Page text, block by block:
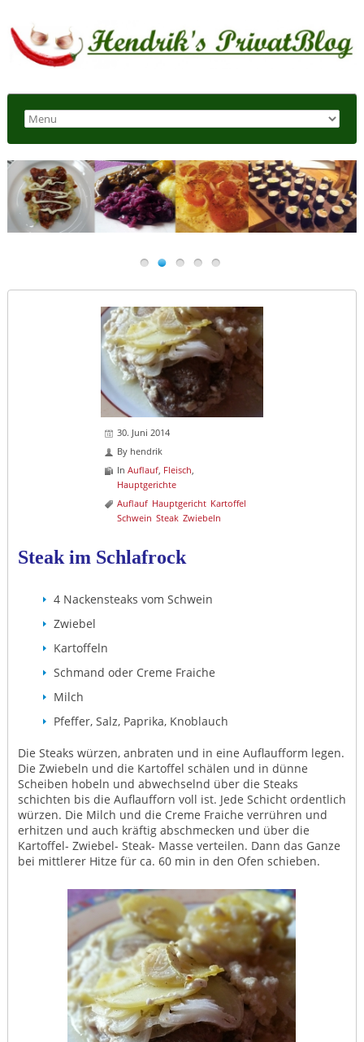
30. Juni 2014
By hendrik
In Auflauf, Fleisch,
Hauptgerichte
Auflauf Hauptgericht Kartoffel
Schwein Steak Zwiebeln
Steak im Schlafrock
4 Nackensteaks vom Schwein
Zwiebel
Kartoffeln
Schmand oder Creme Fraiche
Milch
Pfeffer, Salz, Paprika, Knoblauch
Die Steaks würzen, anbraten und in eine Auflaufform legen.
Die Zwiebeln und die Kartoffel schälen und in dünne
Scheiben hobeln und abwechselnd über die Steaks
schichten bis die Auflaufforn voll ist. Jede Schicht ordentlich
würzen. Die Milch und die Creme Fraiche verrühren und
erhitzen und auch kräftig abschmecken und über die
Kartoffel- Zwiebel- Steak- Masse verteilen. Dann das Ganze
bei mittlerer Hitze für ca. 60 min in den Ofen schieben.